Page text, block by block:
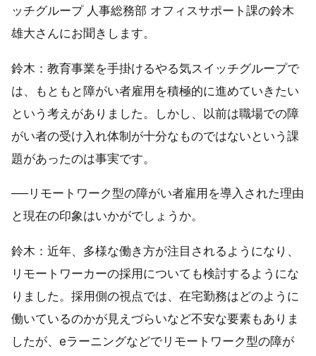
ッチグループ 人事総務部 オフィスサポート課の鈴木
雄大さんにお聞きします。
鈴木：教育事業を手掛けるやる気スイッチグループで
は、もともと障がい者雇用を積極的に進めていきたい
という考えがありました。しかし、以前は職場での障
がい者の受け入れ体制が十分なものではないという課
題があったのは事実です。
──リモートワーク型の障がい者雇用を導入された理由
と現在の印象はいかがでしょうか。
鈴木：近年、多様な働き方が注目されるようになり、
リモートワーカーの採用についても検討するようにな
りました。採用側の視点では、在宅勤務はどのように
働いているのかが見えづらいなど不安な要素もありま
したが、eラーニングなどでリモートワーク型の障が